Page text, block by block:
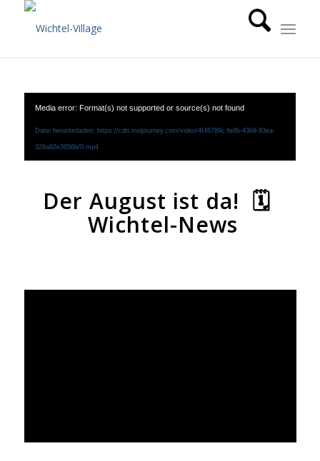
Media error: Format(s) not supported or source(s) not found
Datei herunterladen: https://cdn.midjourney.com/video/4f46789c-fe8b-43b9-93ea-
329a92e3656b/0.mp4
Der August ist da! 🗓
Wichtel-News